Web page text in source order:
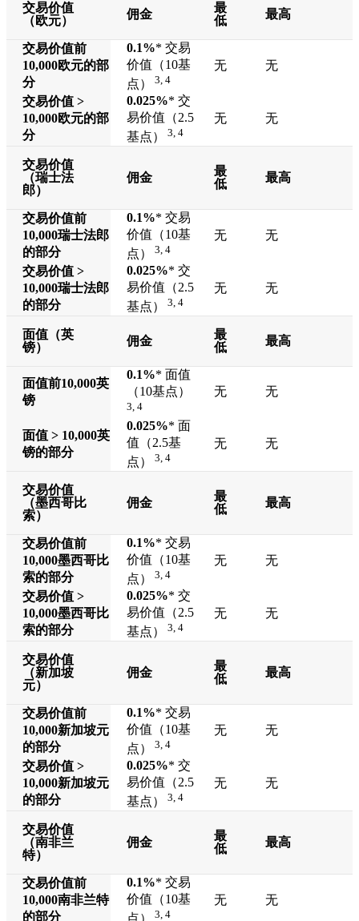
交易价值
（欧元）
佣金
最
低
最高
交易价值前
10,000欧元的部
分
0.1%* 交易
价值（10基
点）
3, 4
无 无
交易价值 >
10,000欧元的部
分
0.025%* 交
易价值（2.5
基点）
3, 4
无 无
交易价值
（瑞士法
郎）
佣金
最
低
最高
交易价值前
10,000瑞士法郎
的部分
0.1%* 交易
价值（10基
点）
3, 4
无 无
交易价值 >
10,000瑞士法郎
的部分
0.025%* 交
易价值（2.5
基点）
3, 4
无 无
面值（英
镑）
佣金
最
低
最高
面值前10,000英
镑
0.1%* 面值
（10基点）
3, 4
无 无
面值 > 10,000英
镑的部分
0.025%* 面
值（2.5基
点）
3, 4
无 无
交易价值
（墨西哥比
索）
佣金
最
低
最高
交易价值前
10,000墨西哥比
索的部分
0.1%* 交易
价值（10基
点）
3, 4
无 无
交易价值 >
10,000墨西哥比
索的部分
0.025%* 交
易价值（2.5
基点）
3, 4
无 无
交易价值
（新加坡
元）
佣金
最
低
最高
交易价值前
10,000新加坡元
的部分
0.1%* 交易
价值（10基
点）
3, 4
无 无
交易价值 >
10,000新加坡元
的部分
0.025%* 交
易价值（2.5
基点）
3, 4
无 无
交易价值
（南非兰
特）
佣金
最
低
最高
交易价值前
10,000南非兰特
的部分
0.1%* 交易
价值（10基
3, 4
无 无